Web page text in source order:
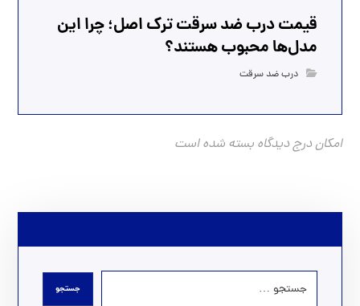
قیمت درب ضد سرقت ترک اصل؛ چرا این
مدل‌ها محبوب هستند؟
درب ضد سرقت
امکان درج دیدگاه بسته شده است